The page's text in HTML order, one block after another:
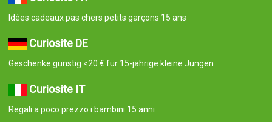
Idées cadeaux pas chers petits garçons 15 ans
Curiosite DE
Geschenke günstig <20 € für 15-jährige kleine Jungen
Curiosite IT
Regali a poco prezzo i bambini 15 anni